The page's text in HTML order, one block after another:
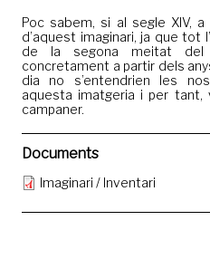
Poc sabem, si al segle XIV,
d’aquest imaginari, ja que tot
de la segona meitat del
concretament a partir dels
dia no s’entendrien les
aquesta imatgeria i per tant,
campaner.
Documents
Imaginari / Inventari